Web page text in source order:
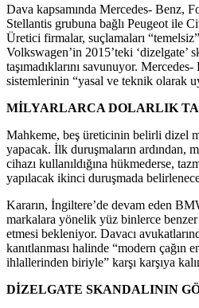
Dava kapsamında Mercedes- Benz,
Stellantis grubuna bağlı Peugeot ile
Üretici firmalar, suçlamaları
Volkswagen’in 2015’teki ‘dizelgate’
taşımadıklarını savunuyor.
sistemlerinin “yasal ve teknik olarak
MİLYARLARCA DOLARLIK
Mahkeme, beş üreticinin belirli dizel
yapacak. İlk duruşmaların ardından,
cihazı kullanıldığına hükmederse,
yapılacak ikinci duruşmada
Kararın, İngiltere’de devam eden
markalara yönelik yüz binlerce
etmesi bekleniyor. Davacı
kanıtlanması halinde “modern çağın
ihlallerinden biriyle” karşı karşıya
DİZELGATE SKANDALININ